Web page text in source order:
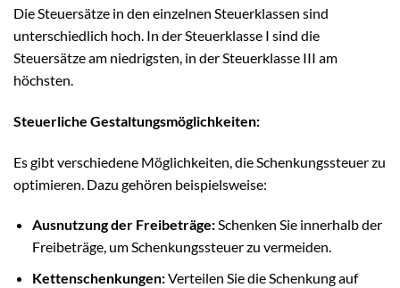
Die Steuersätze in den einzelnen Steuerklassen sind
unterschiedlich hoch. In der Steuerklasse I sind die
Steuersätze am niedrigsten, in der Steuerklasse III am
höchsten.
Steuerliche Gestaltungsmöglichkeiten:
Es gibt verschiedene Möglichkeiten, die Schenkungssteuer zu
optimieren. Dazu gehören beispielsweise:
Ausnutzung der Freibeträge:Schenken Sie innerhalb der
Freibeträge, um Schenkungssteuer zu vermeiden.
Kettenschenkungen:Verteilen Sie die Schenkung auf